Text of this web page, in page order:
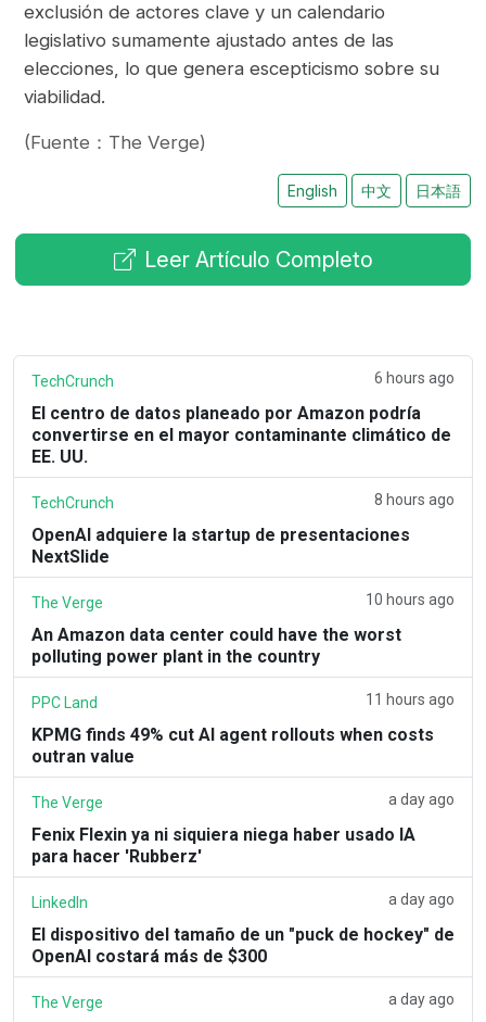
exclusión de actores clave y un calendario
legislativo sumamente ajustado antes de las
elecciones, lo que genera escepticismo sobre su
viabilidad.
(Fuente：The Verge)
English 中文 日本語
Leer Artículo Completo
TechCrunch 6 hours ago
El centro de datos planeado por Amazon podría
convertirse en el mayor contaminante climático de
EE. UU.
TechCrunch 8 hours ago
OpenAI adquiere la startup de presentaciones
NextSlide
The Verge 10 hours ago
An Amazon data center could have the worst
polluting power plant in the country
PPC Land 11 hours ago
KPMG finds 49% cut AI agent rollouts when costs
outran value
The Verge a day ago
Fenix Flexin ya ni siquiera niega haber usado IA
para hacer 'Rubberz'
LinkedIn a day ago
El dispositivo del tamaño de un "puck de hockey" de
OpenAI costará más de $300
The Verge a day ago